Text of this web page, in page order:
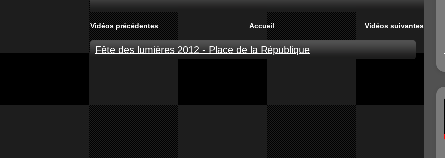
Vidéos suivantes
Vidéos précédentes Accueil
Fête des lumières 2012 - Place de la République